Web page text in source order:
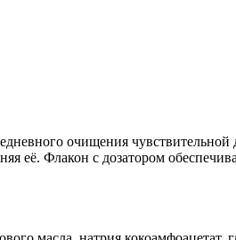
очищения
её. Флакон с дозатором